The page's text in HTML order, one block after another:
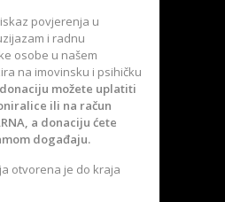
povjerenja u
i radnu
osobe u našem
na imovinsku i psihičku
možete uplatiti
ili na račun
a donaciju ćete
događaju.
otvorena je do kraja